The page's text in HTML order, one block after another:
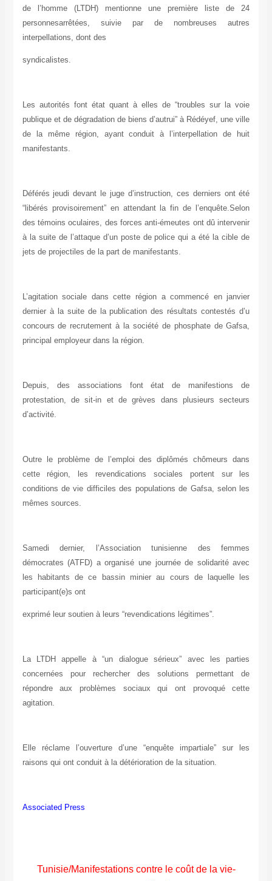
de l’homme (LTDH) mentionne une première liste de 24
personnesarrêtées, suivie par de nombreuses autres
interpellations, dont des
syndicalistes.
Les autorités font état quant à elles de “troubles sur la voie
publique et de dégradation de biens d’autrui” à Rédéyef, une ville
de la même région, ayant conduit à l’interpellation de huit
manifestants.
Déférés jeudi devant le juge d’instruction, ces derniers ont été
“libérés provisoirement” en attendant la fin de l’enquête.Selon
des témoins oculaires, des forces anti-émeutes ont dû intervenir
à la suite de l’attaque d’un poste de police qui a été la cible de
jets de projectiles de la part de manifestants.
L’agitation sociale dans cette région a commencé en janvier
dernier à la suite de la publication des résultats contestés d’u
concours de recrutement à la société de phosphate de Gafsa,
principal employeur dans la région.
Depuis, des associations font état de manifestions de
protestation, de sit-in et de grèves dans plusieurs secteurs
d’activité.
Outre le problème de l’emploi des diplômés chômeurs dans
cette région, les revendications sociales portent sur les
conditions de vie difficiles des populations de Gafsa, selon les
mêmes sources.
Samedi dernier, l’Association tunisienne des femmes
démocrates (ATFD) a organisé une journée de solidarité avec
les habitants de ce bassin minier au cours de laquelle les
participant(e)s ont
exprimé leur soutien à leurs “revendications légitimes”.
La LTDH appelle à “un dialogue sérieux” avec les parties
concernées pour rechercher des solutions permettant de
répondre aux problèmes sociaux qui ont provoqué cette
agitation.
Elle réclame l’ouverture d’une “enquête impartiale” sur les
raisons qui ont conduit à la détérioration de la situation.
Associated Press
Tunisie/Manifestations contre le coût de la vie-